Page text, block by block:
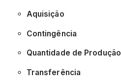
Aquisição
Contingência
Quantidade de Produção
Transferência